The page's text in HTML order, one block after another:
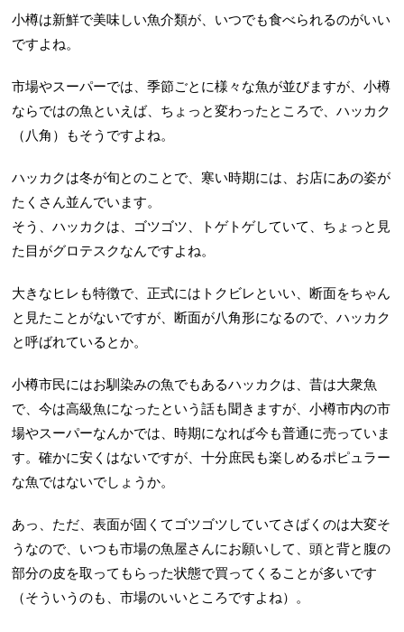
小樽は新鮮で美味しい魚介類が、いつでも食べられるのがいい
ですよね。
市場やスーパーでは、季節ごとに様々な魚が並びますが、小樽
ならではの魚といえば、ちょっと変わったところで、ハッカク
（八角）もそうですよね。
ハッカクは冬が旬とのことで、寒い時期には、お店にあの姿が
たくさん並んでいます。
そう、ハッカクは、ゴツゴツ、トゲトゲしていて、ちょっと見
た目がグロテスクなんですよね。
大きなヒレも特徴で、正式にはトクビレといい、断面をちゃん
と見たことがないですが、断面が八角形になるので、ハッカク
と呼ばれているとか。
小樽市民にはお馴染みの魚でもあるハッカクは、昔は大衆魚
で、今は高級魚になったという話も聞きますが、小樽市内の市
場やスーパーなんかでは、時期になれば今も普通に売っていま
す。確かに安くはないですが、十分庶民も楽しめるポピュラー
な魚ではないでしょうか。
あっ、ただ、表面が固くてゴツゴツしていてさばくのは大変そ
うなので、いつも市場の魚屋さんにお願いして、頭と背と腹の
部分の皮を取ってもらった状態で買ってくることが多いです
（そういうのも、市場のいいところですよね）。